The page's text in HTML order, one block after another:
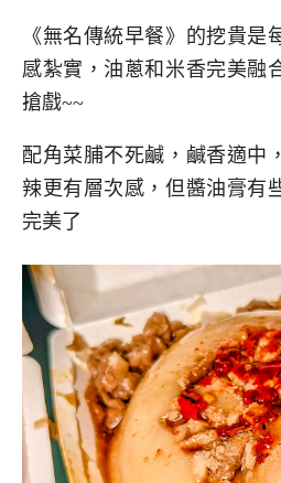
《無名傳統早餐》的挖貴是
感紮實，油蔥和米香完美融
搶戲~~
配角菜脯不死鹹，鹹香適中
辣更有層次感，但醬油膏有
完美了